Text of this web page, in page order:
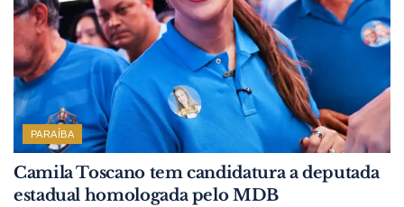
PARAÍBA
Camila Toscano tem candidatura a deputada
estadual homologada pelo MDB